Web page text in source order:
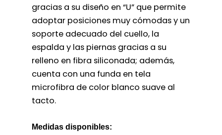
gracias a su diseño en “U” que permite
adoptar posiciones muy cómodas y un
soporte adecuado del cuello, la
espalda y las piernas gracias a su
relleno en fibra siliconada; además,
cuenta con una funda en tela
microfibra de color blanco suave al
tacto.
Medidas disponibles: